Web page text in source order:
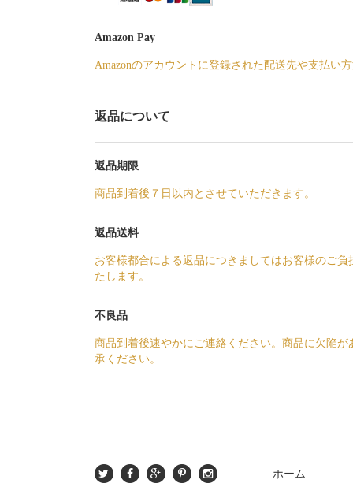
Amazon Pay
Amazonのアカウントに登録された配送先や支払い
返品について
返品期限
商品到着後７日以内とさせていただきます。
返品送料
お客様都合による返品につきましてはお客様のご
たします。
不良品
商品到着後速やかにご連絡ください。商品に欠陥
承ください。
ホーム